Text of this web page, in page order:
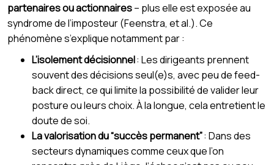
partenaires ou actionnaires– plus elle est exposée au
syndrome de l’imposteur (Feenstra, et al.). Ce
phénomène s’explique notamment par :
L’isolement décisionnel: Les dirigeants prennent
souvent des décisions seul(e)s, avec peu de feed-
back direct, ce qui limite la possibilité de valider leur
posture ou leurs choix. À la longue, cela entretient le
doute de soi.
La valorisation du “succès permanent”: Dans des
secteurs dynamiques comme ceux que l’on